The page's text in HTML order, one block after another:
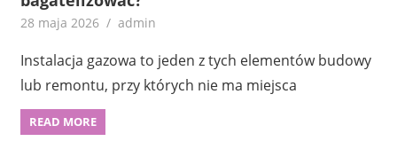
28 maja 2026 admin
Instalacja gazowa to jeden z tych elementów budowy
lub remontu, przy których nie ma miejsca
READ MORE